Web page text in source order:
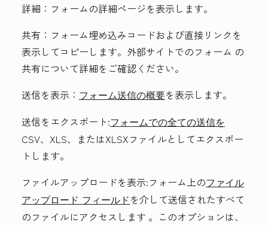
詳細： フォームの詳細ページを表示します。
共有： フォーム埋め込みコードおよび直接リンクを
表示してコピーします。 外部サイトでのフォーム の
共有について詳細をご確認ください。
送信を表示： フォーム送信の概要を表示します。
送信をエクスポート:フォームでの全ての送信を
CSV、XLS、またはXLSXファイルとしてエクスポー
トします。
ファイルアップロードを表示:フォーム上のファイル
アップロード フィールド を介して送信されたすべて
のファイルにアクセスします 。このオプションは、